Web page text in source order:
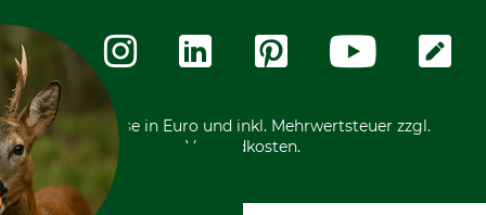
Zahlungsarten
Community
International
*Alle Preise in Euro und inkl. Mehrwertsteuer zzgl.
Versandkosten.